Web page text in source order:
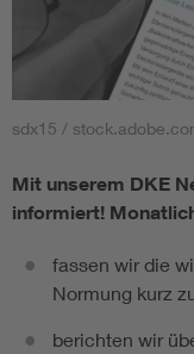
sdx15 /
Mit unserem DKE
informiert!
fassen wir die
Normung kurz
berichten wir